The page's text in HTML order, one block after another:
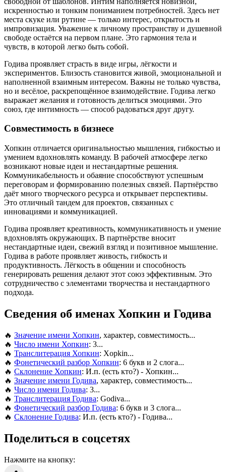
искренностью и тонким пониманием потребностей. Здесь нет
места скуке или рутине — только интерес, открытость и
импровизация. Уважение к личному пространству и душевной
свободе остаётся на первом плане. Это гармония тела и
чувств, в которой легко быть собой.
Годива проявляет страсть в виде игры, лёгкости и
экспериментов. Близость становится живой, эмоциональной и
наполненной взаимным интересом. Важны не только чувства,
но и весёлое, раскрепощённое взаимодействие. Годива легко
выражает желания и готовность делиться эмоциями. Это
союз, где интимность — способ радоваться друг другу.
Совместимость в бизнесе
Хопкин отличается оригинальностью мышления, гибкостью и
умением вдохновлять команду. В рабочей атмосфере легко
возникают новые идеи и нестандартные решения.
Коммуникабельность и обаяние способствуют успешным
переговорам и формированию полезных связей. Партнёрство
даёт много творческого ресурса и открывает перспективы.
Это отличный тандем для проектов, связанных с
инновациями и коммуникацией.
Годива проявляет креативность, коммуникативность и умение
вдохновлять окружающих. В партнёрстве вносит
нестандартные идеи, свежий взгляд и позитивное мышление.
Годива в работе проявляет живость, гибкость и
продуктивность. Лёгкость в общении и способность
генерировать решения делают этот союз эффективным. Это
сотрудничество с элементами творчества и нестандартного
подхода.
Сведения об именах Хопкин и Годива
🔥 Значение имени Хопкин, характер, совместимость...
🔥 Число имени Хопкин: 3...
🔥 Транслитерация Хопкин: Xopkin...
🔥 Фонетический разбор Хопкин: 6 букв и 2 слога...
🔥 Склонение Хопкин: И.п. (есть кто?) - Хопкин...
🔥 Значение имени Годива, характер, совместимость...
🔥 Число имени Годива: 3...
🔥 Транслитерация Годива: Godiva...
🔥 Фонетический разбор Годива: 6 букв и 3 слога...
🔥 Склонение Годива: И.п. (есть кто?) - Годива...
Поделиться в соцсетях
Нажмите на кнопку: